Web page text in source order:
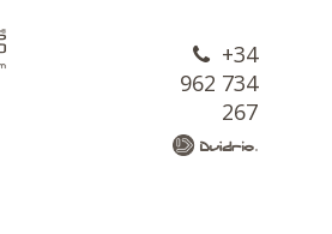
+34
962 734
267